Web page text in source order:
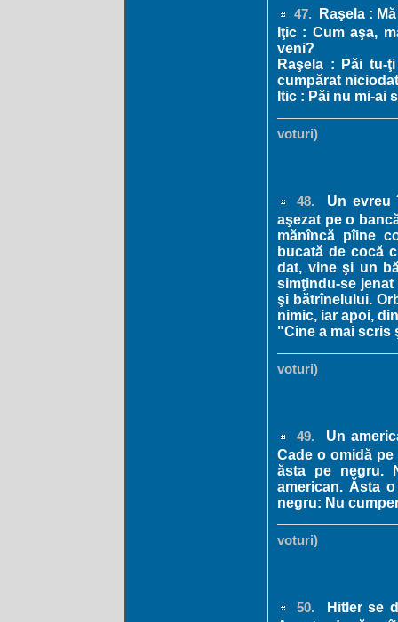
47. Raşela :
Iţic : Cum aşa,
veni?
Raşela : Păi tu-
cumpărat
Itic : Păi nu mi-ai
voturi)
48.
Un evreu
aşezat pe o
mănîncă pîine
bucată de cocă
dat, vine şi un
simţindu-se
şi bătrînelului.
nimic, iar apoi,
"Cine a mai scris
voturi)
49.
Un
Cade o omidă
ăsta pe negru.
american. Ăsta
negru: Nu
voturi)
50.
Hitler se